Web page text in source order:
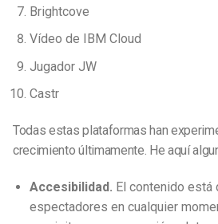
Brightcove
Vídeo de IBM Cloud
Jugador JW
Castr
Todas estas plataformas han
crecimiento últimamente. He aquí
Accesibilidad. El contenido está
espectadores en cualquier